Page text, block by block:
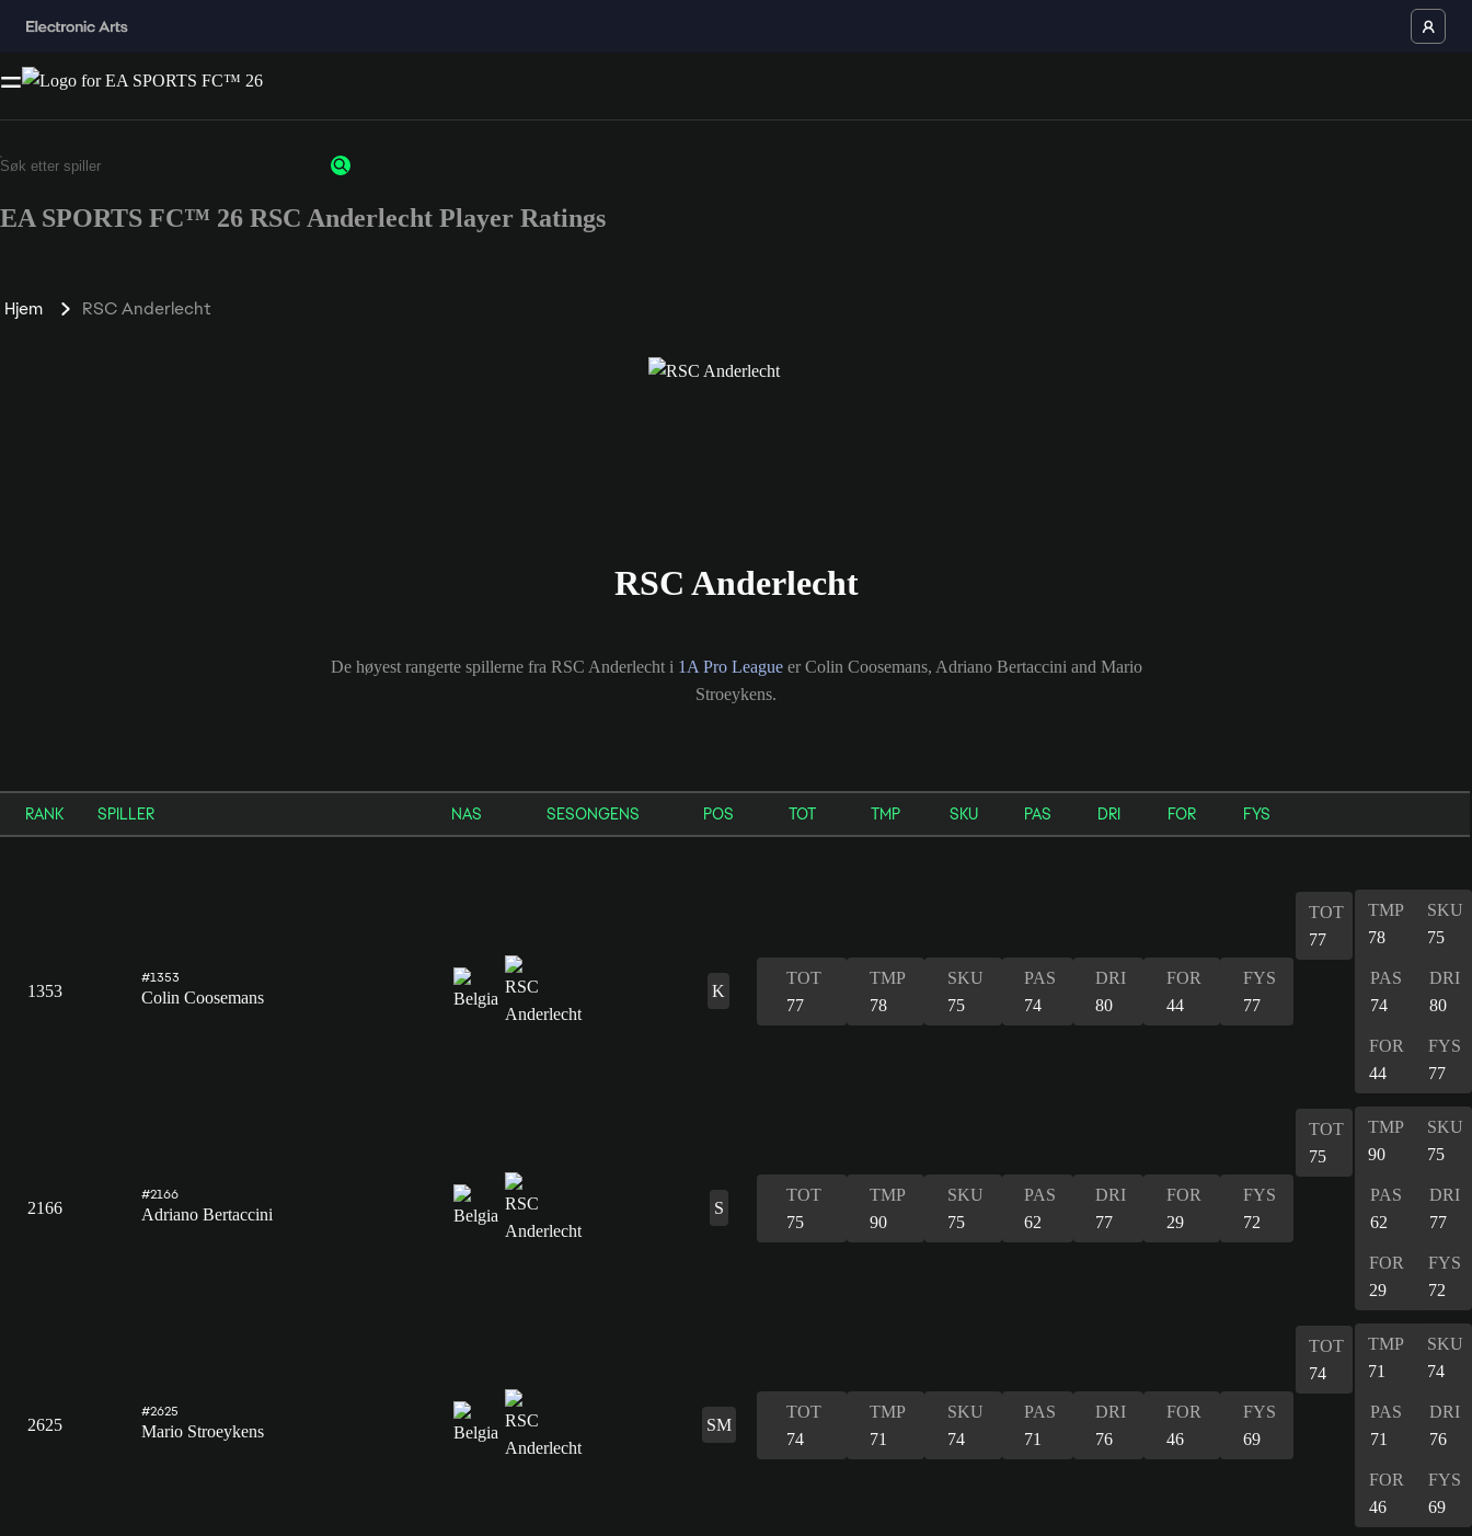
EA SPORTS FC™ 26 RSC Anderlecht Player Ratings
Hjem RSC Anderlecht
RSC Anderlecht
De høyest rangerte spillerne fra RSC Anderlecht i 1A Pro Leagueer Colin Coosemans, Adriano Bertaccini and Mario
Stroeykens.
RANK SPILLER NAS SESONGENS POS TOT TMP SKU PAS DRI FOR FYS
1353
#1353
Colin Coosemans K
TOT
77
TMP
78
SKU
75
PAS
74
DRI
80
FOR
44
FYS
77
TOT
77
TMP
78
SKU
75
PAS
74
DRI
80
FOR
44
FYS
77
2166
#2166
Adriano Bertaccini S
TOT
75
TMP
90
SKU
75
PAS
62
DRI
77
FOR
29
FYS
72
TOT
75
TMP
90
SKU
75
PAS
62
DRI
77
FOR
29
FYS
72
2625
#2625
Mario Stroeykens SM
TOT
74
TMP
71
SKU
74
PAS
71
DRI
76
FOR
46
FYS
69
TOT
74
TMP
71
SKU
74
PAS
71
DRI
76
FOR
46
FYS
69